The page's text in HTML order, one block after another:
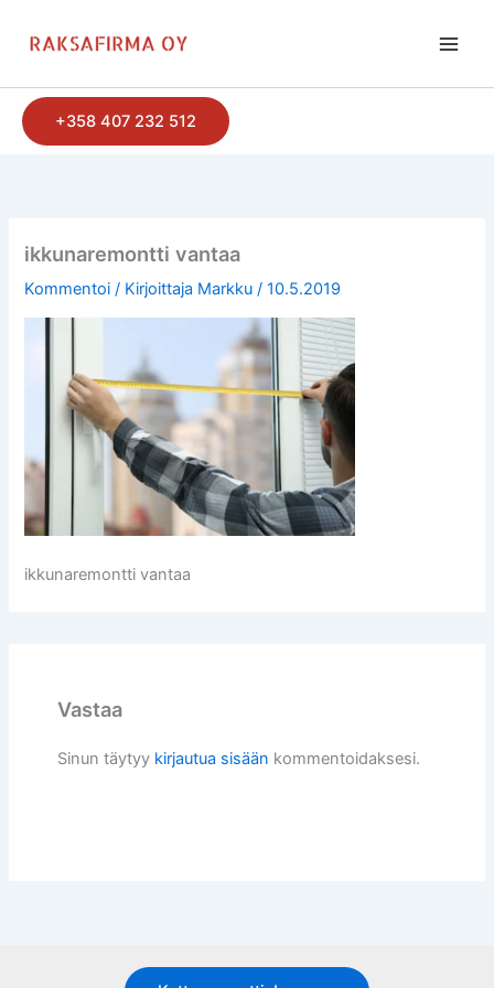
sisältöön
+358 407 232 512
ikkunaremontti vantaa
Kommentoi / Kirjoittaja Markku/10.5.2019
ikkunaremontti vantaa
Vastaa
Sinun täytyy kirjautua sisään kommentoidaksesi.